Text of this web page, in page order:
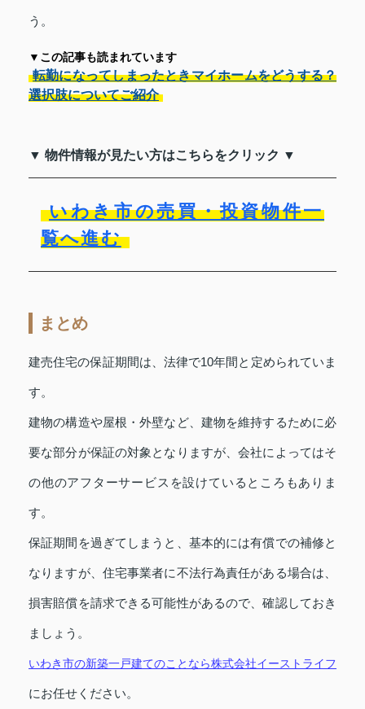
う。
▼この記事も読まれています
転勤になってしまったときマイホームをどうする？
選択肢についてご紹介
▼ 物件情報が見たい方はこちらをクリック ▼
いわき市の売買・投資物件一
覧へ進む
まとめ
建売住宅の保証期間は、法律で10年間と定められていま
す。
建物の構造や屋根・外壁など、建物を維持するために必
要な部分が保証の対象となりますが、会社によってはそ
の他のアフターサービスを設けているところもありま
す。
保証期間を過ぎてしまうと、基本的には有償での補修と
なりますが、住宅事業者に不法行為責任がある場合は、
損害賠償を請求できる可能性があるので、確認しておき
ましょう。
いわき市の新築一戸建てのことなら株式会社イーストライフ
にお任せください。